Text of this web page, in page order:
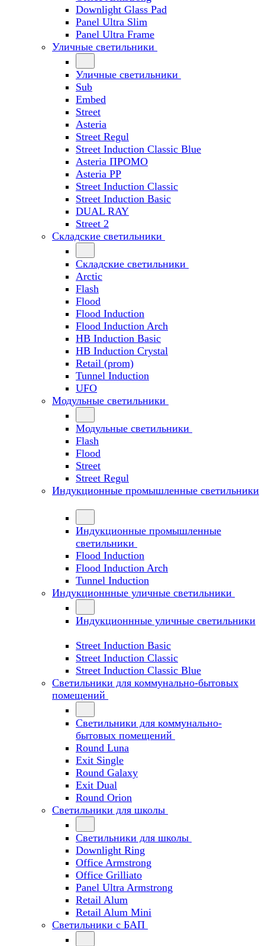
Downlight Glass Pad
Panel Ultra Slim
Panel Ultra Frame
Уличные светильники
Уличные светильники
Sub
Embed
Street
Asteria
Street Regul
Street Induction Classic Blue
Asteria ПРОМО
Asteria PP
Street Induction Classic
Street Induction Basic
DUAL RAY
Street 2
Складские светильники
Складские светильники
Arctic
Flash
Flood
Flood Induction
Flood Induction Arch
HB Induction Basic
HB Induction Crystal
Retail (prom)
Tunnel Induction
UFO
Модульные светильники
Модульные светильники
Flash
Flood
Street
Street Regul
Индукционные промышленные светильники
Индукционные промышленные
светильники
Flood Induction
Flood Induction Arch
Tunnel Induction
Индукционнные уличные светильники
Индукционнные уличные светильники
Street Induction Basic
Street Induction Classic
Street Induction Classic Blue
Светильники для коммунально-бытовых
помещений
Светильники для коммунально-
бытовых помещений
Round Luna
Exit Single
Round Galaxy
Exit Dual
Round Orion
Светильники для школы
Светильники для школы
Downlight Ring
Office Armstrong
Office Grilliato
Panel Ultra Armstrong
Retail Alum
Retail Alum Mini
Светильники с БАП